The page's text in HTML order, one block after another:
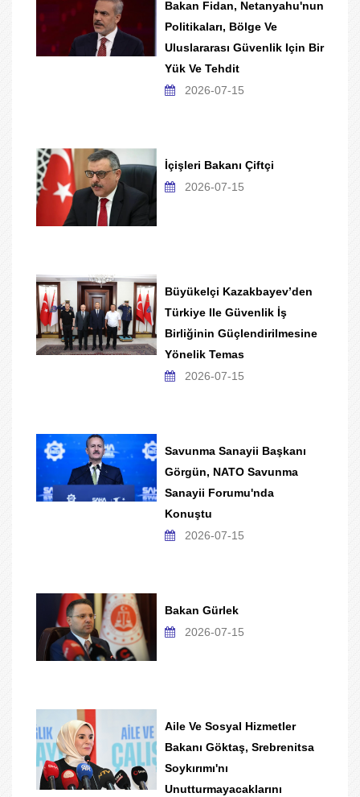
Bakan Fidan, Netanyahu'nun
Politikaları, Bölge Ve
Uluslararası Güvenlik Için Bir
Yük Ve Tehdit
2026-07-15
İçişleri Bakanı Çiftçi
2026-07-15
Büyükelçi Kazakbayev’den
Türkiye Ile Güvenlik İş
Birliğinin Güçlendirilmesine
Yönelik Temas
2026-07-15
Savunma Sanayii Başkanı
Görgün, NATO Savunma
Sanayii Forumu'nda
Konuştu
2026-07-15
Bakan Gürlek
2026-07-15
Aile Ve Sosyal Hizmetler
Bakanı Göktaş, Srebrenitsa
Soykırımı'nı
Unutturmayacaklarını